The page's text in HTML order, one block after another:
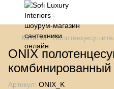
Каталог
ONIX
комбинированный
Артикул: ONIX_K